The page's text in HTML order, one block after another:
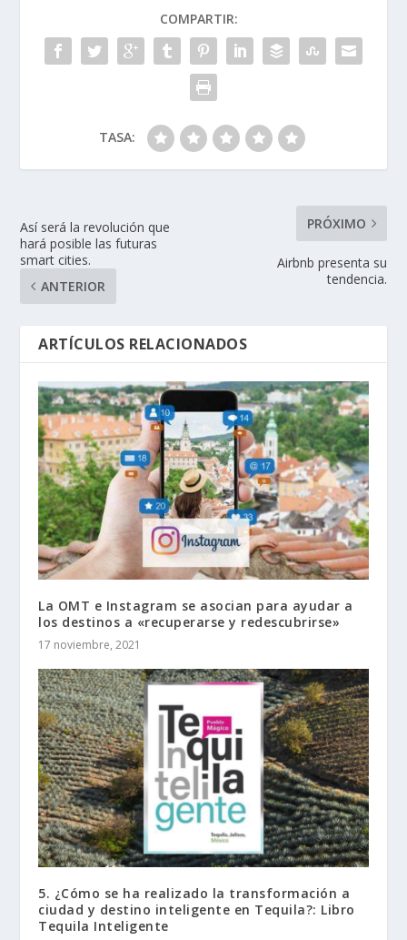
COMPARTIR:
TASA:
Así será la revolución que
hará posible las futuras
smart cities.
ANTERIOR
PRÓXIMO
Airbnb presenta su
tendencia.
ARTÍCULOS RELACIONADOS
La OMT e Instagram se asocian para ayudar a
los destinos a «recuperarse y redescubrirse»
17 noviembre, 2021
5. ¿Cómo se ha realizado la transformación a
ciudad y destino inteligente en Tequila?: Libro
Tequila Inteligente